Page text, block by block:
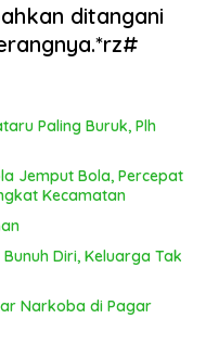
ditangani
Paling Buruk, Plh
Jemput Bola, Percepat
Kecamatan
Diri, Keluarga Tak
Narkoba di Pagar